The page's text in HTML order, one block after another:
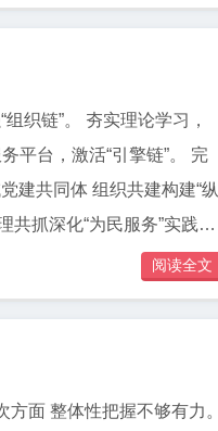
织链”。 夯实理论学习，
平台，激活“引擎链”。 完
建共同体 组织共建构建“纵
共抓深化“为民服务”实践路
集体经济新动能 健全乡村
新动能 政策保障凝聚发展
阅读全文
面 整体性把握不够有力。